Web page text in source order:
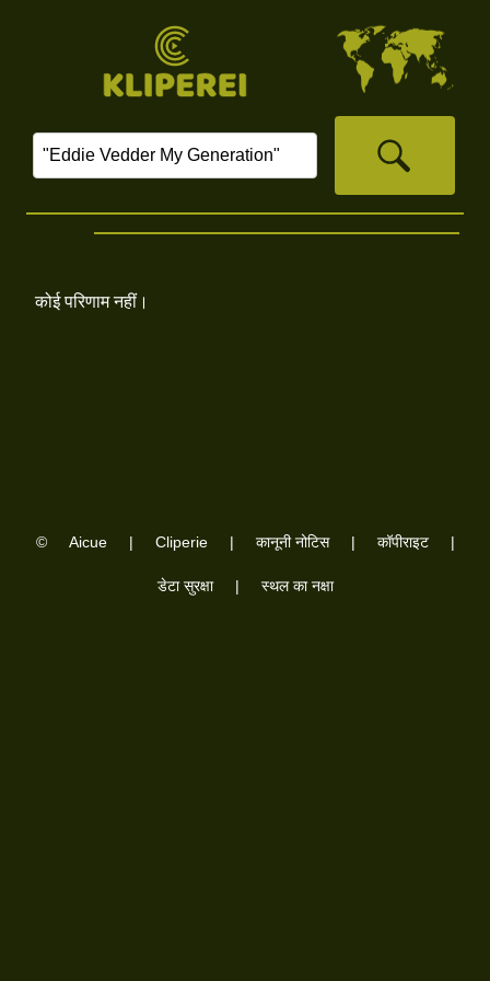
कोई परिणाम नहीं।
© Aicue | Cliperie | कानूनी नोटिस | कॉपीराइट |
डेटा सुरक्षा | स्थल का नक्षा